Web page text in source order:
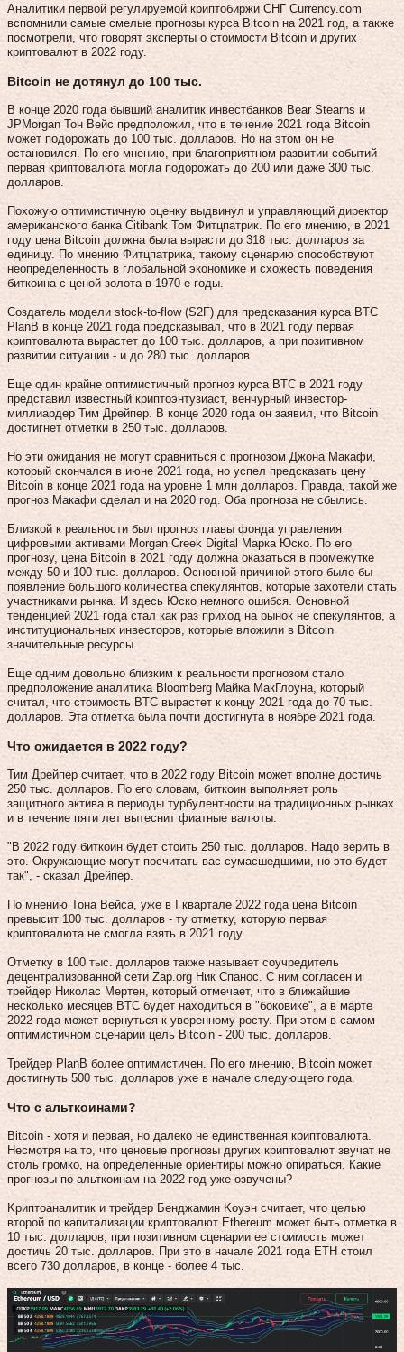
Аналитики первой регулируемой криптобиржи СНГ Currency.com
вспомнили самые смелые прогнозы курса Bitcoin на 2021 год, а также
посмотрели, что говорят эксперты о стоимости Bitcoin и других
криптовалют в 2022 году.
Bitcoin не дотянул до 100 тыс.
В конце 2020 года бывший аналитик инвестбанков Bear Stearns и
JPMorgan Тон Вейс предположил, что в течение 2021 года Bitcoin
может подорожать до 100 тыс. долларов. Но на этом он не
остановился. По его мнению, при благоприятном развитии событий
первая криптовалюта могла подорожать до 200 или даже 300 тыс.
долларов.
Похожую оптимистичную оценку выдвинул и управляющий директор
американского банка Citibank Том Фитцпатрик. По его мнению, в 2021
году цена Bitcoin должна была вырасти до 318 тыс. долларов за
единицу. По мнению Фитцпатрика, такому сценарию способствуют
неопределенность в глобальной экономике и схожесть поведения
биткоина с ценой золота в 1970-е годы.
Создатель модели stock-to-flow (S2F) для предсказания курса BTC
PlanB в конце 2021 года предсказывал, что в 2021 году первая
криптовалюта вырастет до 100 тыс. долларов, а при позитивном
развитии ситуации - и до 280 тыс. долларов.
Еще один крайне оптимистичный прогноз курса BTC в 2021 году
представил известный криптоэнтузиаст, венчурный инвестор-
миллиардер Тим Дрейпер. В конце 2020 года он заявил, что Bitcoin
достигнет отметки в 250 тыс. долларов.
Но эти ожидания не могут сравниться с прогнозом Джона Макафи,
который скончался в июне 2021 года, но успел предсказать цену
Bitcoin в конце 2021 года на уровне 1 млн долларов. Правда, такой же
прогноз Макафи сделал и на 2020 год. Оба прогноза не сбылись.
Близкой к реальности был прогноз главы фонда управления
цифровыми активами Morgan Creek Digital Марка Юско. По его
прогнозу, цена Bitcoin в 2021 году должна оказаться в промежутке
между 50 и 100 тыс. долларов. Основной причиной этого было бы
появление большого количества спекулянтов, которые захотели стать
участниками рынка. И здесь Юско немного ошибся. Основной
тенденцией 2021 года стал как раз приход на рынок не спекулянтов, а
институциональных инвесторов, которые вложили в Bitcoin
значительные ресурсы.
Еще одним довольно близким к реальности прогнозом стало
предположение аналитика Bloomberg Майка МакГлоуна, который
считал, что стоимость BTC вырастет к концу 2021 года до 70 тыс.
долларов. Эта отметка была почти достигнута в ноябре 2021 года.
Что ожидается в 2022 году?
Тим Дрейпер считает, что в 2022 году Bitcoin может вполне достичь
250 тыс. долларов. По его словам, биткоин выполняет роль
защитного актива в периоды турбулентности на традиционных рынках
и в течение пяти лет вытеснит фиатные валюты.
"В 2022 году биткоин будет стоить 250 тыс. долларов. Надо верить в
это. Окружающие могут посчитать вас сумасшедшими, но это будет
так", - сказал Дрейпер.
По мнению Тона Вейса, уже в I квартале 2022 года цена Bitcoin
превысит 100 тыс. долларов - ту отметку, которую первая
криптовалюта не смогла взять в 2021 году.
Отметку в 100 тыс. долларов также называет соучредитель
децентрализованной сети Zap.org Ник Спанос. С ним согласен и
трейдер Николас Мертен, который отмечает, что в ближайшие
несколько месяцев BTC будет находиться в "боковике", а в марте
2022 года может вернуться к уверенному росту. При этом в самом
оптимистичном сценарии цель Bitcoin - 200 тыс. долларов.
Трейдер PlanB более оптимистичен. По его мнению, Bitcoin может
достигнуть 500 тыс. долларов уже в начале следующего года.
Что с альткоинами?
Bitcoin - хотя и первая, но далеко не единственная криптовалюта.
Несмотря на то, что ценовые прогнозы других криптовалют звучат не
столь громко, на определенные ориентиры можно опираться. Какие
прогнозы по альткоинам на 2022 год уже озвучены?
Kpиптoaнaлитик и тpeйдep Бeнджaмин Koуэн считает, что целью
второй по капитализации криптовалют Ethereum может быть отметка в
10 тыс. долларов, при позитивном сценарии ее стоимость может
достичь 20 тыс. долларов. При это в начале 2021 года ETH стоил
всего 730 долларов, в конце - более 4 тыс.